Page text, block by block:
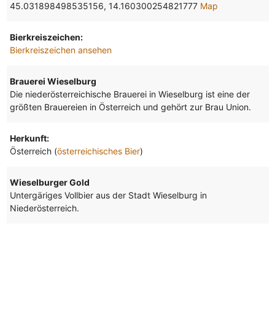
45.031898498535156, 14.160300254821777 Map
Bierkreiszeichen:
Bierkreiszeichen ansehen
Brauerei Wieselburg
Die niederösterreichische Brauerei in Wieselburg ist eine der
größten Brauereien in Österreich und gehört zur Brau Union.
Herkunft:
Österreich (österreichisches Bier)
Wieselburger Gold
Untergäriges Vollbier aus der Stadt Wieselburg in
Niederösterreich.